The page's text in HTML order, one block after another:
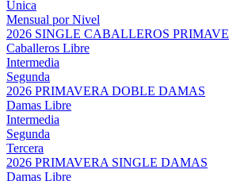
Unica
Mensual por Nivel
2026 SINGLE CABALLEROS PRIMAVE
Caballeros Libre
Intermedia
Segunda
2026 PRIMAVERA DOBLE DAMAS
Damas Libre
Intermedia
Segunda
Tercera
2026 PRIMAVERA SINGLE DAMAS
Damas Libre